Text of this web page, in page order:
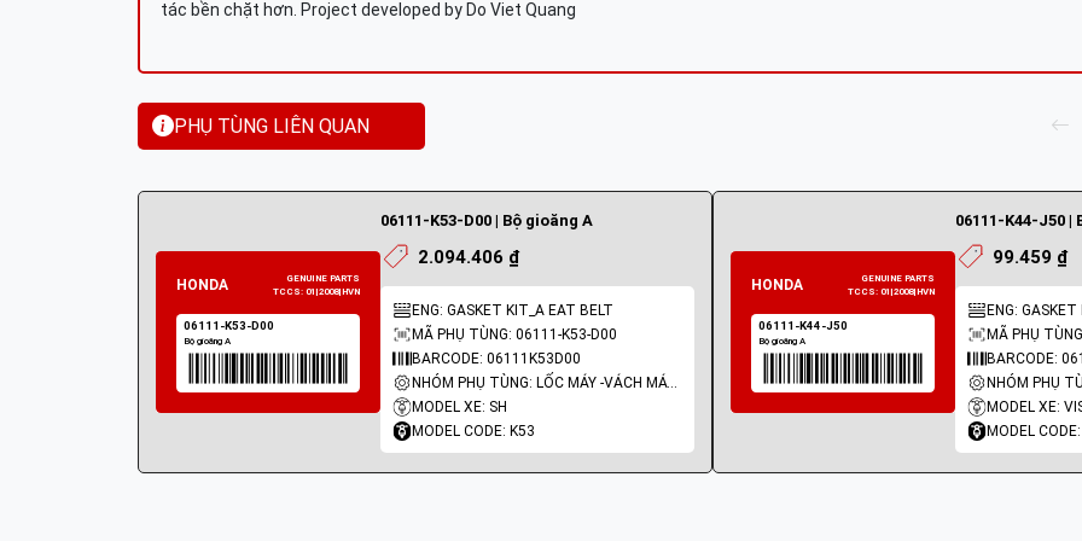
tác bền chặt hơn. Project developed by Do Viet Quang
PHỤ TÙNG LIÊN QUAN
06111-K53-D00 | Bộ gioăng A
2.094.406 ₫
ENG: GASKET KIT_A EAT BELT
MÃ PHỤ TÙNG: 06111-K53-D00
BARCODE: 06111K53D00
NHÓM PHỤ TÙNG: LỐC MÁY -VÁCH MÁY - GIOĂNG MÁY
MODEL XE: SH
MODEL CODE: K53
06111-K44-J50 |
99.459 ₫
ENG: GASKET
MÃ PHỤ
BARCODE:
MODEL XE:
MODEL